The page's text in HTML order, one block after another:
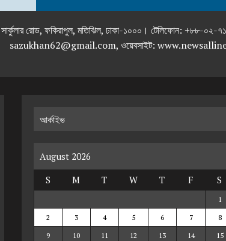
ইনার সার্কুলার রোড, ফকিরাপুল, মতিঝিল, ঢাকা-১০০০।
sazukhan62@gmail.com, ওয়েবসাইট:
আর্কাইভ
August 2026
S
M T W T F S
1
2
3 4 5 6 7
8
9
10 11 12 13 14 15